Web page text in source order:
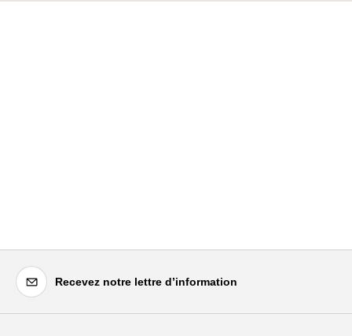
Recevez notre lettre d’information